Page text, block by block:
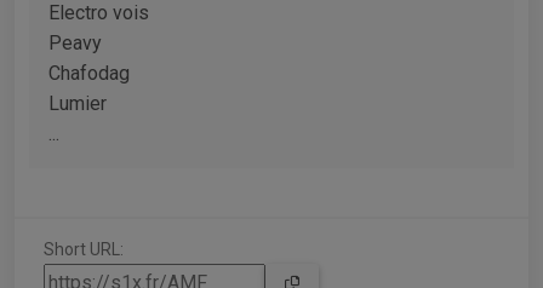
Electro vois
Peavy
Chafodag
Lumier
...
Short URL: